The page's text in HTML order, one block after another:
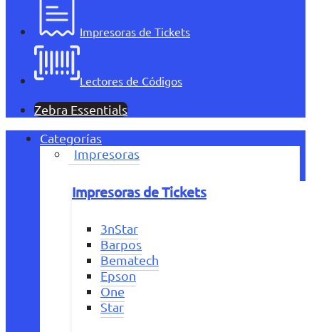
Impresoras de Tickets
Lectores de Códigos
Zebra Essentials
Categorías
Impresoras
Impresoras de Tickets
3nStar
Barpos
Bematech
Epson
One
Star